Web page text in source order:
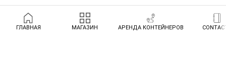
ГЛАВНАЯ МАГАЗИН АРЕНДА КОНТЕЙНЕРОВ